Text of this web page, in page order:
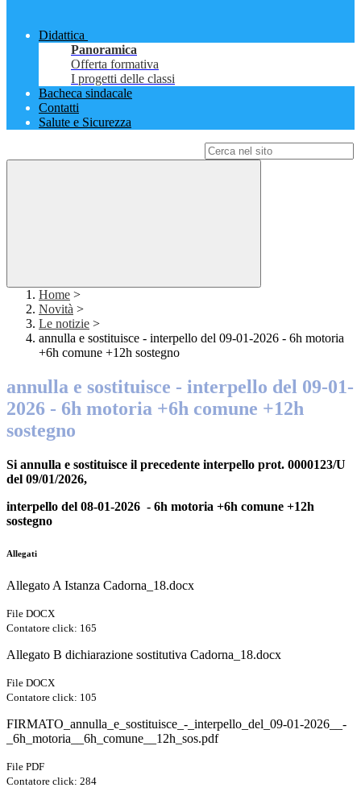
Didattica
Panoramica
Offerta formativa
I progetti delle classi
Bacheca sindacale
Contatti
Salute e Sicurezza
Home >
Novità >
Le notizie >
annulla e sostituisce - interpello del 09-01-2026 - 6h motoria
+6h comune +12h sostegno
annulla e sostituisce - interpello del 09-01-
2026 - 6h motoria +6h comune +12h
sostegno
Si annulla e sostituisce il precedente interpello prot. 0000123/U
del 09/01/2026,
interpello del 08-01-2026 - 6h motoria +6h comune +12h
sostegno
Allegati
Allegato A Istanza Cadorna_18.docx
File DOCX
Contatore click: 165
Allegato B dichiarazione sostitutiva Cadorna_18.docx
File DOCX
Contatore click: 105
FIRMATO_annulla_e_sostituisce_-_interpello_del_09-01-2026__-
_6h_motoria__6h_comune__12h_sos.pdf
File PDF
Contatore click: 284